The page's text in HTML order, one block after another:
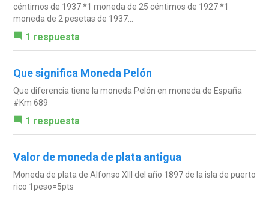
céntimos de 1937 *1 moneda de 25 céntimos de 1927 *1
moneda de 2 pesetas de 1937...
1 respuesta
Que significa Moneda Pelón
Que diferencia tiene la moneda Pelón en moneda de España
#Km 689
1 respuesta
Valor de moneda de plata antigua
Moneda de plata de Alfonso XIII del año 1897 de la isla de puerto
rico 1peso=5pts